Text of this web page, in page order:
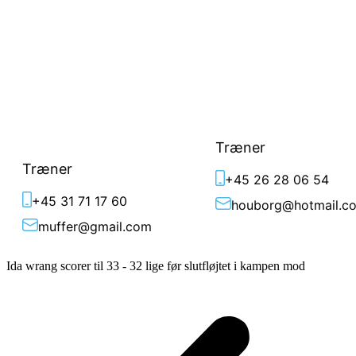
Træner
+45 31 71 17 60
muffer@gmail.com
Træner
+45 26 28 06 54
Ida wrang scorer til 33 - 32 lige før slutfløjtet i kampen mod